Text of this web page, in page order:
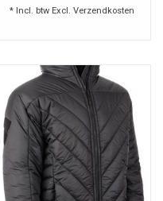
* Incl. btw Excl. Verzendkosten